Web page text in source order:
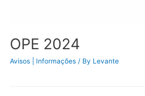
OPE 2024
Avisos | Informações / By Levante